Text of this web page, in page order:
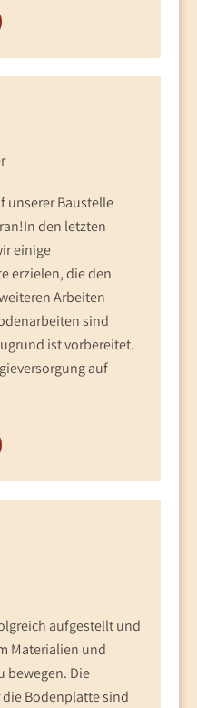
unserer Baustelle
den letzten
einige
erzielen, die den
Arbeiten
sind
ist vorbereitet.
auf
aufgestellt und
Materialien und
bewegen. Die
Bodenplatte sind